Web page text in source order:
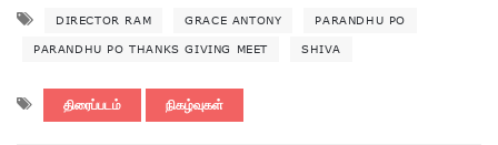
DIRECTOR RAM GRACE ANTONY PARANDHU PO
PARANDHU PO THANKS GIVING MEET SHIVA
திரைப்படம் நிகழ்வுகள்